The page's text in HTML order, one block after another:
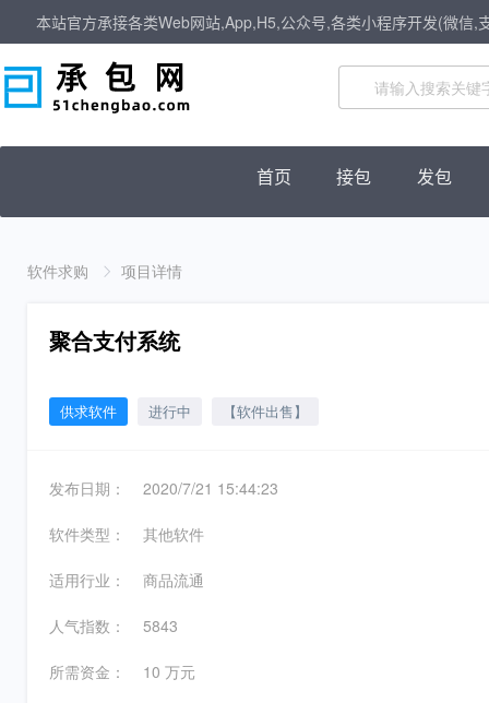
本站官方承接各类Web网站,App,H5,公众号,各类小程序开发(微信,
首页 接包 发包
软件求购 项目详情
聚合支付系统
供求软件 进行中 【软件出售】
发布日期： 2020/7/21 15:44:23
软件类型： 其他软件
适用行业： 商品流通
人气指数： 5843
所需资金： 10 万元